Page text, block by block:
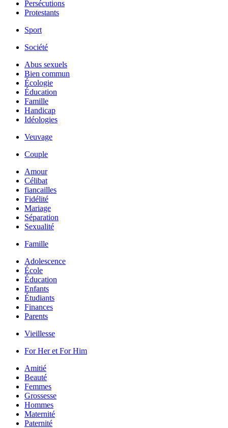
Persécutions
Protestants
Sport
Société
Abus sexuels
Bien commun
Écologie
Éducation
Famille
Handicap
Idéologies
Veuvage
Couple
Amour
Célibat
fiancailles
Fidélité
Mariage
Séparation
Sexualité
Famille
Adolescence
École
Éducation
Enfants
Étudiants
Finances
Parents
Vieillesse
For Her et For Him
Amitié
Beauté
Femmes
Grossesse
Hommes
Maternité
Paternité